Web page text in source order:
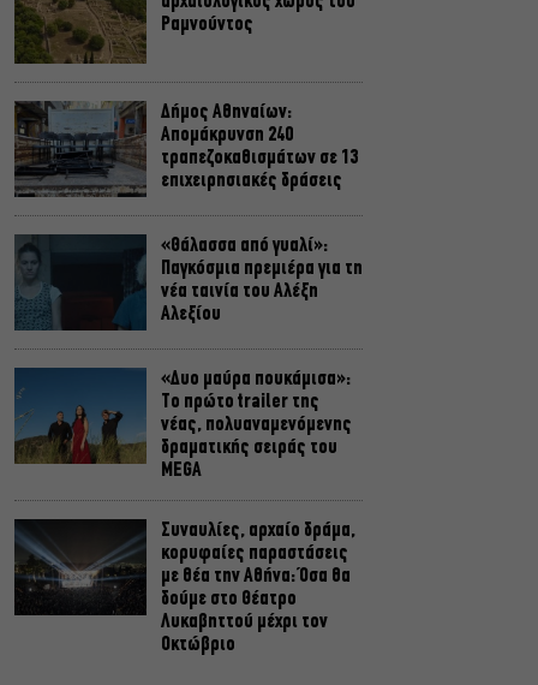
Ραμνούντος
Δήμος Αθηναίων:
Απομάκρυνση 240
τραπεζοκαθισμάτων σε 13
επιχειρησιακές δράσεις
«Θάλασσα από γυαλί»:
Παγκόσμια πρεμιέρα για τη
νέα ταινία του Αλέξη
Αλεξίου
«Δυο μαύρα πουκάμισα»:
Το πρώτο trailer της
νέας, πολυαναμενόμενης
δραματικής σειράς του
MEGA
Συναυλίες, αρχαίο δράμα,
κορυφαίες παραστάσεις
με θέα την Αθήνα: Όσα θα
δούμε στο Θέατρο
Λυκαβηττού μέχρι τον
Οκτώβριο